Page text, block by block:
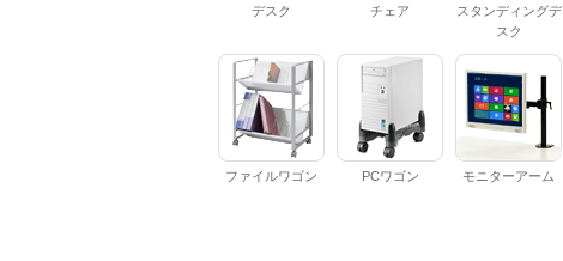
デスク チェア
スタンディングデ
スク
ファイルワゴン PCワゴン モニターアーム